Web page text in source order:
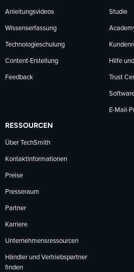
Anleitungsvideos
Wissenserfassung
Technologieschulung
Content-Erstellung
Feedback
Studie
Hilfe
Trust
E-Mail-
RESSOURCEN
Über TechSmith
Kontaktinformationen
Preise
Presseraum
Partner
Karriere
Unternehmensressourcen
Händler und Vertriebspartner
finden